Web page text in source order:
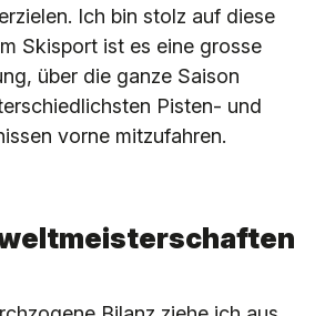
Ich bin stolz auf diese
Skisport ist es eine grosse
über die ganze Saison
Pisten- und
vorne mitzufahren.